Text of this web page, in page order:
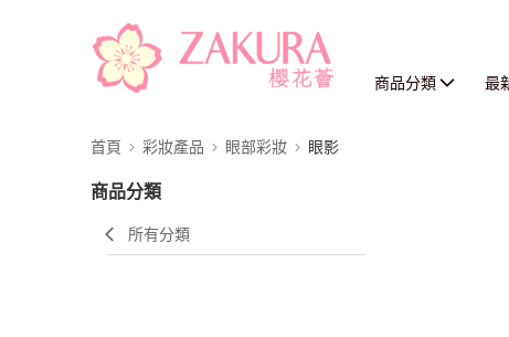
商品分類 最
首頁 彩妝產品 眼部彩妝 眼影
商品分類
所有分類